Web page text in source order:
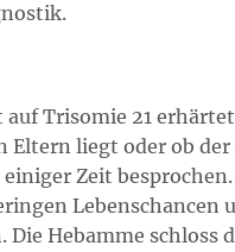
Trisomie 21
Eltern liegt oder ob
Zeit
Hebamme schloss